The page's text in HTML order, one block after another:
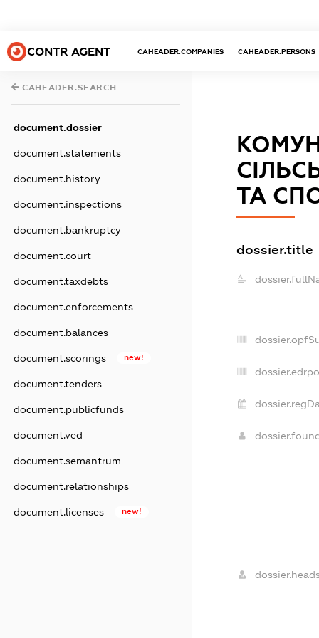
CONTR AGENT CAHEADER.COMPANIES CAHEADER.PERSONS
CAHEADER.SEARCH
document.dossier
document.statements
document.history
document.inspections
document.bankruptcy
document.court
document.taxdebts
document.enforcements
document.balances
document.scorings new!
document.tenders
document.publicfunds
document.ved
document.semantrum
document.relationships
document.licenses new!
ТА
dossier.title